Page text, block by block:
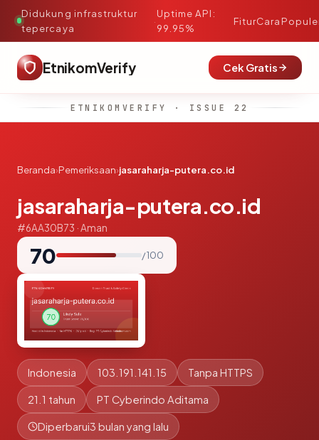
Didukung infrastruktur
tepercaya
·
Uptime API:
99.95%
FiturCara
EtnikomVerify Cek Gratis
ETNIKOMVERIFY · ISSUE 22
Beranda›Pemeriksaan›jasaraharja-putera.co.id
jasaraharja-putera.co.id
#6AA30B73 · Aman
70 / 100
Indonesia 103.191.141.15 Tanpa HTTPS
21.1 tahun PT Cyberindo Aditama
Diperbarui3 bulan yang lalu